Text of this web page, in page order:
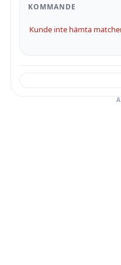
KOMMANDE
Kunde inte hämta